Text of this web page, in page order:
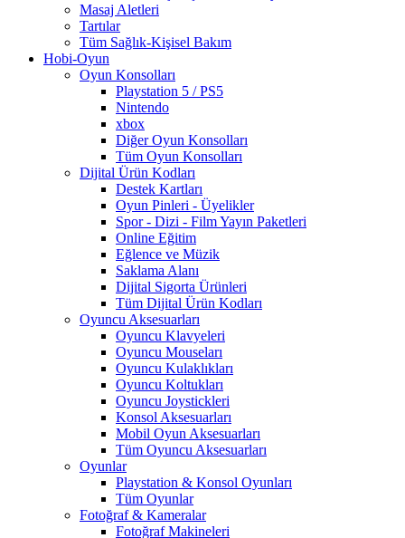
Masaj Aletleri
Tartılar
Tüm Sağlık-Kişisel Bakım
Hobi-Oyun
Oyun Konsolları
Playstation 5 / PS5
Nintendo
xbox
Diğer Oyun Konsolları
Tüm Oyun Konsolları
Dijital Ürün Kodları
Destek Kartları
Oyun Pinleri - Üyelikler
Spor - Dizi - Film Yayın Paketleri
Online Eğitim
Eğlence ve Müzik
Saklama Alanı
Dijital Sigorta Ürünleri
Tüm Dijital Ürün Kodları
Oyuncu Aksesuarları
Oyuncu Klavyeleri
Oyuncu Mouseları
Oyuncu Kulaklıkları
Oyuncu Koltukları
Oyuncu Joystickleri
Konsol Aksesuarları
Mobil Oyun Aksesuarları
Tüm Oyuncu Aksesuarları
Oyunlar
Playstation & Konsol Oyunları
Tüm Oyunlar
Fotoğraf & Kameralar
Fotoğraf Makineleri